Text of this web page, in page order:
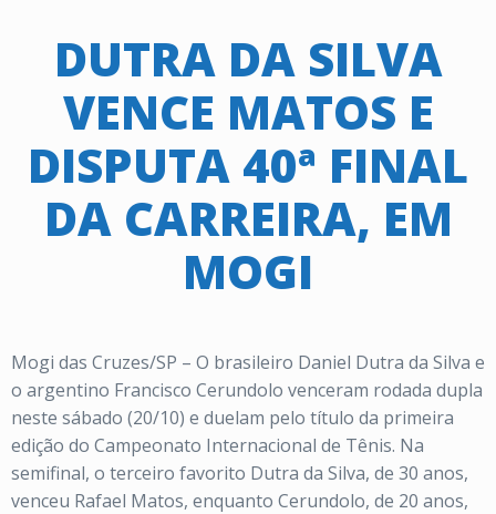
DUTRA DA SILVA
VENCE MATOS E
DISPUTA 40ª FINAL
DA CARREIRA, EM
MOGI
Mogi das Cruzes/SP – O brasileiro Daniel Dutra da Silva e
o argentino Francisco Cerundolo venceram rodada dupla
neste sábado (20/10) e duelam pelo título da primeira
edição do Campeonato Internacional de Tênis. Na
semifinal, o terceiro favorito Dutra da Silva, de 30 anos,
venceu Rafael Matos, enquanto Cerundolo, de 20 anos,